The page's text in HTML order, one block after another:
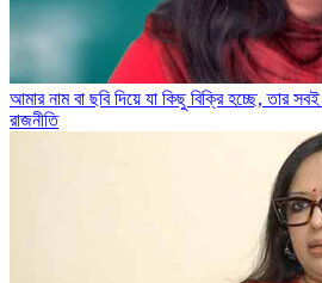
আমার নাম বা ছবি দিয়ে যা কিছু বিক্রি হচ্ছে, তার
রাজনীতি